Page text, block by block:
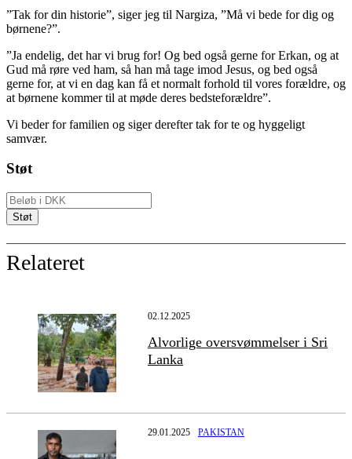
”Tak for din historie”, siger jeg til Nargiza, ”Må vi bede for dig og
børnene?”.
”Ja endelig, det har vi brug for! Og bed også gerne for Erkan, og at
Gud må røre ved ham, så han må tage imod Jesus, og bed også
gerne for, at vi en dag kan få et normalt forhold til vores forældre, og
at børnene kommer til at møde deres bedsteforældre”.
Vi beder for familien og siger derefter tak for te og hyggeligt
samvær.
Støt
Relateret
02.12.2025
Alvorlige oversvømmelser i Sri
Lanka
29.01.2025 PAKISTAN